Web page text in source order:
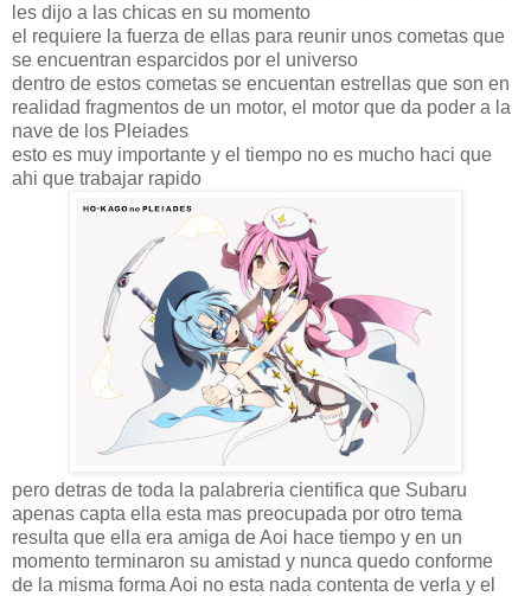
les dijo a las chicas en su momento
el requiere la fuerza de ellas para reunir unos cometas que
se encuentran esparcidos por el universo
dentro de estos cometas se encuentan estrellas que son en
realidad fragmentos de un motor, el motor que da poder a la
nave de los Pleiades
esto es muy importante y el tiempo no es mucho haci que
ahi que trabajar rapido
pero detras de toda la palabreria cientifica que Subaru
apenas capta ella esta mas preocupada por otro tema
resulta que ella era amiga de Aoi hace tiempo y en un
momento terminaron su amistad y nunca quedo conforme
de la misma forma Aoi no esta nada contenta de verla y el